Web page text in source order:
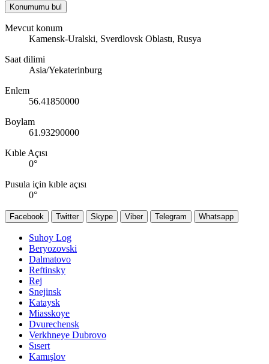
Konumumu bul
Mevcut konum
Kamensk-Uralski, Sverdlovsk Oblastı, Rusya
Saat dilimi
Asia/Yekaterinburg
Enlem
56.41850000
Boylam
61.93290000
Kıble Açısı
0°
Pusula için kıble açısı
0°
Facebook Twitter Skype Viber Telegram Whatsapp
Suhoy Log
Beryozovski
Dalmatovo
Reftinsky
Rej
Snejinsk
Kataysk
Miasskoye
Dvurechensk
Verkhneye Dubrovo
Sısert
Kamışlov